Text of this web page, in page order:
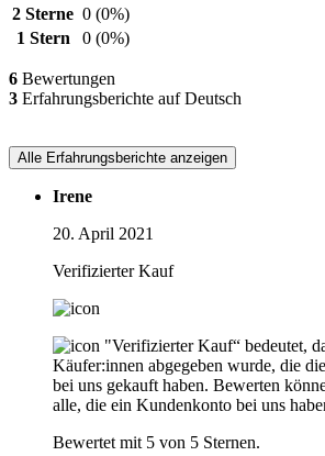
2 Sterne 0 (0%)
1 Stern
0 (0%)
6 Bewertungen
3 Erfahrungsberichte auf Deutsch
Alle Erfahrungsberichte anzeigen
Irene
20. April 2021
Verifizierter Kauf
"Verifizierter Kauf“ bedeutet,
Käufer:innen abgegeben wurde, die
bei uns gekauft haben. Bewerten
alle, die ein Kundenkonto bei uns
Bewertet mit 5 von 5 Sternen.